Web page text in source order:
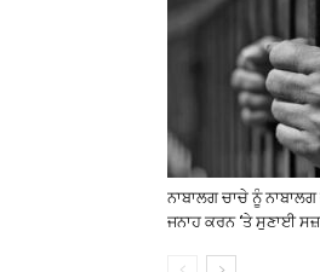
ਨਾਬਾਲਗ ਚਾਚੇ ਨੂੰ
ਜਨਾਹ ਕਰਨ ‘ਤੇ ਸੁਣਾਈ